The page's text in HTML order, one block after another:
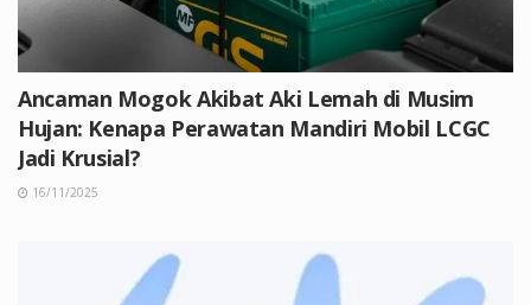
Ancaman Mogok Akibat Aki Lemah di Musim
Hujan: Kenapa Perawatan Mandiri Mobil LCGC
Jadi Krusial?
16/11/2025